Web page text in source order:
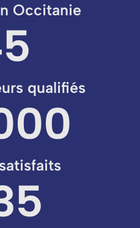
Occitanie
qualifiés